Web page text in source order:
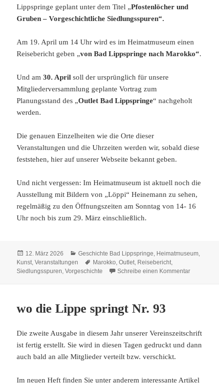
Lippspringe geplant unter dem Titel „Pfostenlöcher und
Gruben – Vorgeschichtliche Siedlungsspuren“.
Am 19. April um 14 Uhr wird es im Heimatmuseum einen
Reisebericht geben „von Bad Lippspringe nach Marokko“.
Und am30. April soll der ursprünglich für unsere
Mitgliederversammlung geplante Vortrag zum
Planungsstand des „Outlet Bad Lippspringe“ nachgeholt
werden.
Die genauen Einzelheiten wie die Orte dieser
Veranstaltungen und die Uhrzeiten werden wir, sobald diese
feststehen, hier auf unserer Webseite bekannt geben.
Und nicht vergessen: Im Heimatmuseum ist aktuell noch die
Ausstellung mit Bildern von „Löppi“ Heinemann zu sehen,
regelmäßig zu den Öffnungszeiten am Sonntag von 14- 16
Uhr noch bis zum 29. März einschließlich.
Veröffentlicht
am
12. März 2026 Kategorien
Geschichte Bad Lippspringe, Heimatmuseum,
Kunst,Veranstaltungen Schlagwörter
Marokko,Outlet, Reisebericht,
Siedlungsspuren,Vorgeschichte Schreibe einen Kommentarzu Drei
wo die Lippe springt Nr. 93
Die zweite Ausgabe in diesem Jahr unserer Vereinszeitschrift
ist fertig erstellt. Sie wird in diesen Tagen gedruckt und dann
auch bald an alle Mitglieder verteilt bzw. verschickt.
Im neuen Heft finden Sie unter anderem interessante Artikel